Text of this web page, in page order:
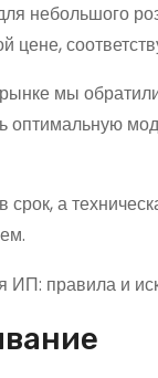
небольшого
цене,
мы
а